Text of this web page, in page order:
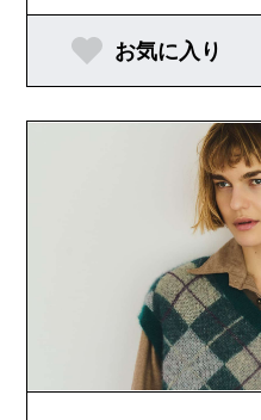
お気に入り